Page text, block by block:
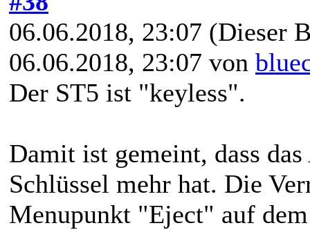
06.06.2018, 23:07 (Dieser
06.06.2018, 23:07 von
Der ST5 ist "keyless".
Damit ist gemeint, dass
Schlüssel mehr hat. Die
Menupunkt "Eject" auf